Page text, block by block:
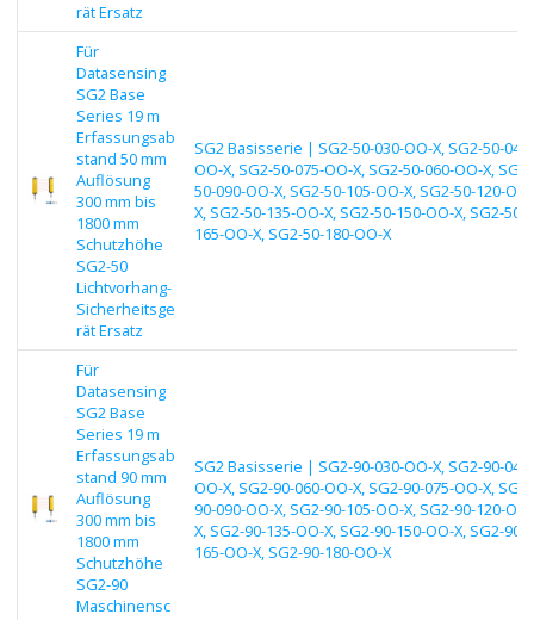
rät Ersatz
Für
Datasensing
SG2 Base
Series 19 m
Erfassungsab
stand 50 mm
Auflösung
300 mm bis
1800 mm
Schutzhöhe
SG2-50
Lichtvorhang-
Sicherheitsge
rät Ersatz
SG2 Basisserie | SG2-50-030-OO-X, SG2-50-045-
OO-X, SG2-50-075-OO-X, SG2-50-060-OO-X, SG2-
50-090-OO-X, SG2-50-105-OO-X, SG2-50-120-OO-
X, SG2-50-135-OO-X, SG2-50-150-OO-X, SG2-50-
165-OO-X, SG2-50-180-OO-X
Für
Datasensing
SG2 Base
Series 19 m
Erfassungsab
stand 90 mm
Auflösung
300 mm bis
1800 mm
Schutzhöhe
SG2-90
Maschinensc
SG2 Basisserie | SG2-90-030-OO-X, SG2-90-045-
OO-X, SG2-90-060-OO-X, SG2-90-075-OO-X, SG2-
90-090-OO-X, SG2-90-105-OO-X, SG2-90-120-OO-
X, SG2-90-135-OO-X, SG2-90-150-OO-X, SG2-90-
165-OO-X, SG2-90-180-OO-X